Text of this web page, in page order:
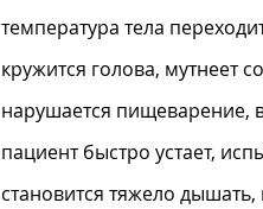
температура тела
кружится голова, мутнеет
нарушается пищеварение,
пациент быстро устает,
становится тяжело